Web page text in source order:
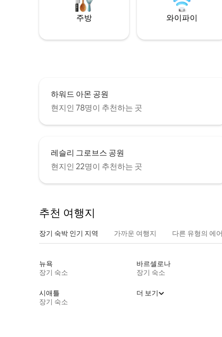
주방 와이파이
하워드 아몬 공원
현지인 78명이 추천하는 곳
레슬리 그로브스 공원
현지인 22명이 추천하는 곳
추천 여행지
장기 숙박 인기 지역 가까운 여행지 다른 유형의 에
뉴욕
장기 숙소
바르셀로나
장기 숙소
시애틀
장기 숙소
더 보기